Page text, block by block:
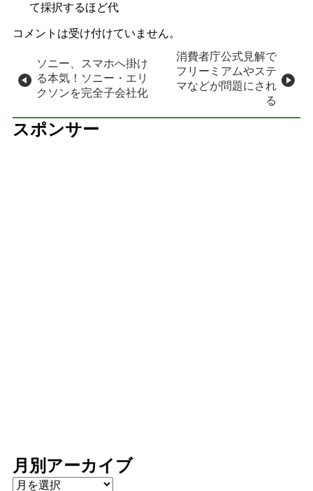
て採択するほど代
コメントは受け付けていません。
ソニー、スマホへ掛け
る本気！ソニー・エリ
クソンを完全子会社化
消費者庁公式見解で
フリーミアムやステ
マなどが問題にされ
る
スポンサー
月別アーカイブ
月別アーカイブ